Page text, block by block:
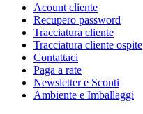
Acount cliente
Recupero password
Tracciatura cliente
Tracciatura cliente ospite
Contattaci
Paga a rate
Newsletter e Sconti
Ambiente e Imballaggi